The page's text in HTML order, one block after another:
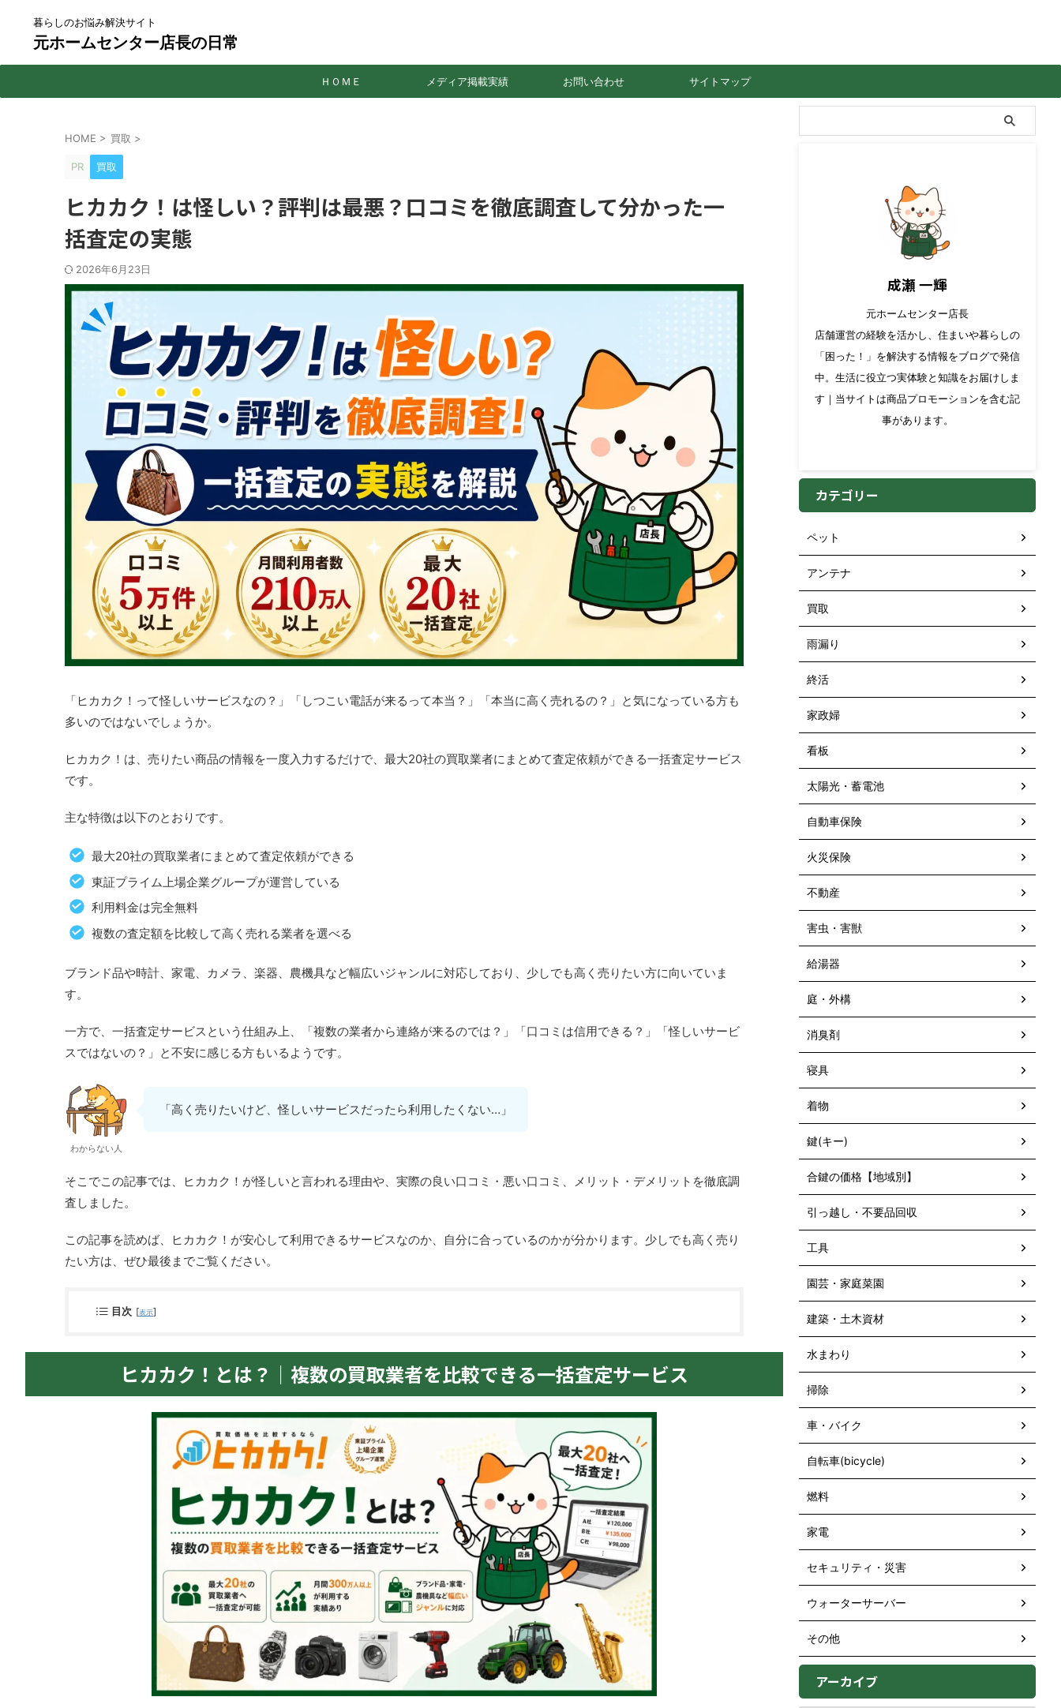
暮らしのお悩み解決サイト
元ホームセンター店長の日常
ＨＯＭＥ メディア掲載実績 お問い合わせ サイトマップ
HOME > 買取 >
PR 買取
ヒカカク！は怪しい？評判は最悪？口コミを徹底調査して分かった一
括査定の実態
2026年6月23日
「ヒカカク！って怪しいサービスなの？」「しつこい電話が来るって本当？」「本当に高く売れるの？」と気になっている方も
多いのではないでしょうか。
ヒカカク！は、売りたい商品の情報を一度入力するだけで、最大20社の買取業者にまとめて査定依頼ができる一括査定サービス
です。
主な特徴は以下のとおりです。
最大20社の買取業者にまとめて査定依頼ができる
東証プライム上場企業グループが運営している
利用料金は完全無料
複数の査定額を比較して高く売れる業者を選べる
ブランド品や時計、家電、カメラ、楽器、農機具など幅広いジャンルに対応しており、少しでも高く売りたい方に向いていま
す。
一方で、一括査定サービスという仕組み上、「複数の業者から連絡が来るのでは？」「口コミは信用できる？」「怪しいサービ
スではないの？」と不安に感じる方もいるようです。
わからない人
「高く売りたいけど、怪しいサービスだったら利用したくない…」
そこでこの記事では、ヒカカク！が怪しいと言われる理由や、実際の良い口コミ・悪い口コミ、メリット・デメリットを徹底調
査しました。
この記事を読めば、ヒカカク！が安心して利用できるサービスなのか、自分に合っているのかが分かります。少しでも高く売り
たい方は、ぜひ最後までご覧ください。
目次 [表示]
ヒカカク！とは？｜複数の買取業者を比較できる一括査定サービス
成瀬 一輝
元ホームセンター店長
店舗運営の経験を活かし、住まいや暮らしの
「困った！」を解決する情報をブログで発信
中。生活に役立つ実体験と知識をお届けしま
す｜当サイトは商品プロモーションを含む記
事があります。
カテゴリー
ペット
アンテナ
買取
雨漏り
終活
家政婦
看板
太陽光・蓄電池
自動車保険
火災保険
不動産
害虫・害獣
給湯器
庭・外構
消臭剤
寝具
着物
鍵(キー)
合鍵の価格【地域別】
引っ越し・不要品回収
工具
園芸・家庭菜園
建築・土木資材
水まわり
掃除
車・バイク
自転車(bicycle)
燃料
家電
セキュリティ・災害
ウォーターサーバー
その他
アーカイブ